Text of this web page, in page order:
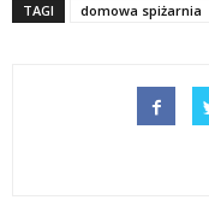
TAGI domowa spiżarnia